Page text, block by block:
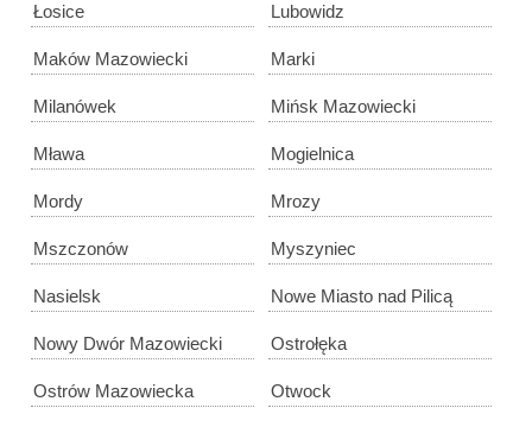
Łosice Lubowidz
Maków Mazowiecki Marki
Milanówek Mińsk Mazowiecki
Mława Mogielnica
Mordy Mrozy
Mszczonów Myszyniec
Nasielsk Nowe Miasto nad Pilicą
Nowy Dwór Mazowiecki Ostrołęka
Ostrów Mazowiecka Otwock